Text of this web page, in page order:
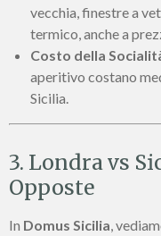
vecchia, finestre a
termico, anche a
Costo della
aperitivo costano
Sicilia.
3. Londra vs
Opposte
In Domus Sicilia ,